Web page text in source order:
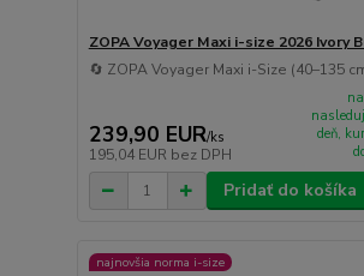
ZOPA Voyager Maxi i-size 2026 Ivory
🔄 ZOPA Voyager Maxi i-Size (40–135
239,90 EUR/ks
195,04 EUR bez DPH
deň,
Pridať do košíka
najnovšia norma i-size